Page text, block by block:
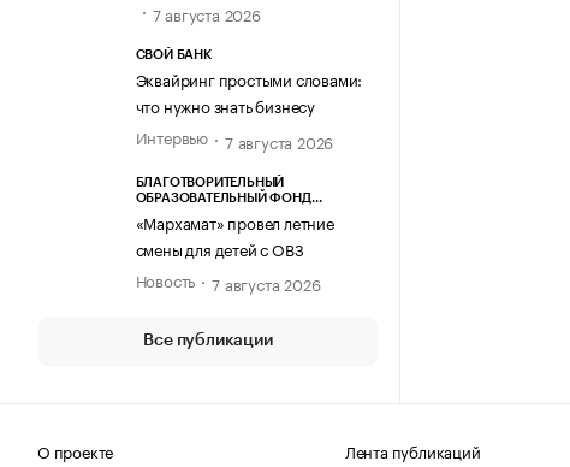
7 августа 2026
СВОЙ БАНК
Эквайринг простыми словами:
что нужно знать бизнесу
Интервью
7 августа 2026
БЛАГОТВОРИТЕЛЬНЫЙ
ОБРАЗОВАТЕЛЬНЫЙ ФОНД
«Мархамат» провел летние
смены для детей с ОВЗ
Новость
7 августа 2026
Все публикации
О проекте
Лента публикаций